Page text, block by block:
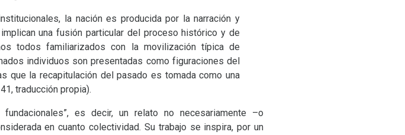
la nación es producida por la narración y
una fusión particular del proceso histórico y de
todos familiarizados con la movilización típica de
individuos son presentadas como figuraciones del
que la recapitulación del pasado es tomada como una
traducción propia).
es decir, un relato no necesariamente –o
en cuanto colectividad. Su trabajo se inspira, por un